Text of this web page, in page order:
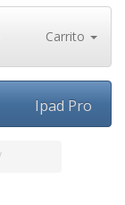
Carrito
Ipad Pro